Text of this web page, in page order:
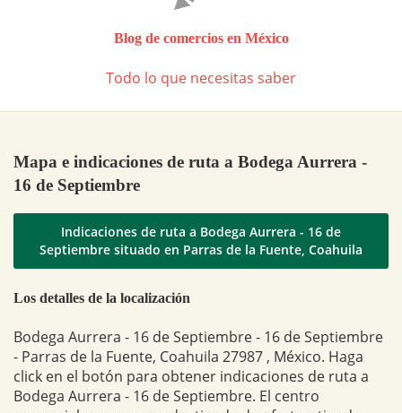
Blog de comercios en México
Todo lo que necesitas saber
Mapa e indicaciones de ruta a Bodega Aurrera -
16 de Septiembre
Indicaciones de ruta a Bodega Aurrera - 16 de
Septiembre situado en Parras de la Fuente, Coahuila
Los detalles de la localización
Bodega Aurrera - 16 de Septiembre - 16 de Septiembre
- Parras de la Fuente, Coahuila 27987 , México. Haga
click en el botón para obtener indicaciones de ruta a
Bodega Aurrera - 16 de Septiembre. El centro